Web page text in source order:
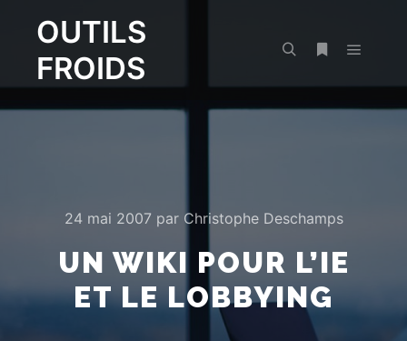
OUTILS
FROIDS
24 mai 2007 par Christophe Deschamps
UN WIKI POUR L’IE
ET LE LOBBYING